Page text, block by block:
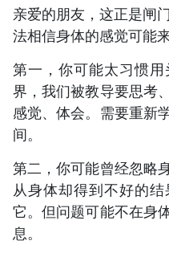
亲爱的朋友，这正是闸
法相信身体的感觉可能
第一，你可能太习惯
界，我们被教导要思考
感觉、体会。需要重新
间。
第二，你可能曾经忽略
从身体却得到不好的
它。但问题可能不在身
息。